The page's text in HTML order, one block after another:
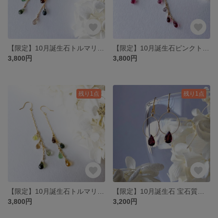
3,800円
3,800円
残り1点
3,800円
残り1点
3,200円